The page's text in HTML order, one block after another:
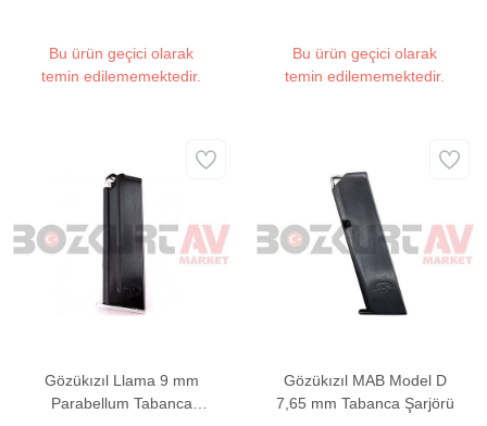
Bu ürün geçici olarak
temin edilememektedir.
Bu ürün geçici olarak
temin edilememektedir.
Gözükızıl Llama 9 mm
Parabellum Tabanca
Gözükızıl MAB Model D
7,65 mm Tabanca Şarjörü